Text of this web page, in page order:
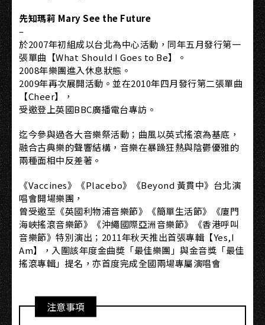
先知瑪莉 Mary See the Future
–
於2007年初組成以台北為中心活動，同年五月發行第一
張單曲【What Should I Goes to Be】。
2008年樂團進入休息狀態。
2009年再次展開活動。並在2010年四月發行第二張單曲
【Cheer】，
受邀登上英國BBC廣播電台專訪。
迄今參與過各大音樂祭活動；曲風以英式搖滾為基底，
融合古典樂的聲響結構，音樂在暴躁狂熱與陰鬱優雅的
兩種面相中反差著。
《Vaccines》《Placebo》《Beyond 黃貫中》台北演
唱會開場樂團，
曾受邀至《英國利物浦音樂節》《簡單生活節》《廈門
海峽搖滾音樂節》《沖繩國際亞洲音樂節》《香港呼叫
音樂節》特別演出；2011年秋天推出首張專輯【Yes,I
Am】，入圍該年度金曲奬「最佳樂團」與金音獎「最佳
搖滾專輯」提名，亦首度完成全國兩場專屬演唱會
注意事項